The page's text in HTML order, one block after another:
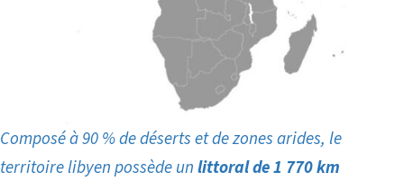
Composé à 90 % de déserts et de zones arides, le
territoire libyen possède unlittoral de 1 770 km